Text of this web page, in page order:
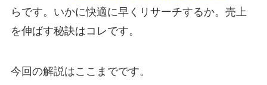
らです。いかに快適に早くリサーチするか。売上
を伸ばす秘訣はコレです。
今回の解説はここまでです。